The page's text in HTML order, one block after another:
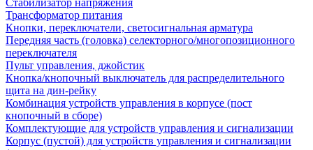
Стабилизатор напряжения
Трансформатор питания
Кнопки, переключатели, светосигнальная арматура
Передняя часть (головка) селекторного/многопозиционного
переключателя
Пульт управления, джойстик
Кнопка/кнопочный выключатель для распределительного
щита на дин-рейку
Комбинация устройств управления в корпусе (пост
кнопочный в сборе)
Комплектующие для устройств управления и сигнализации
Корпус (пустой) для устройств управления и сигнализации